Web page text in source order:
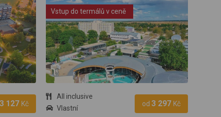
3 127Kč
Vstup do termálů v ceně
All inclusive
Vlastní
od 3 297 Kč